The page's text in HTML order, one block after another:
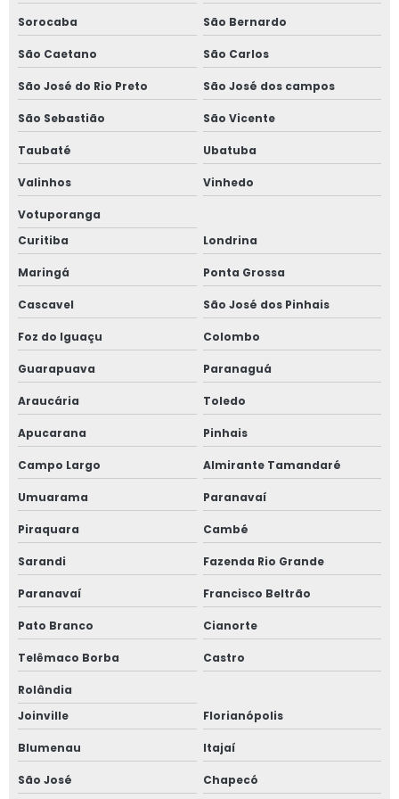
Projeto de ventilação mecânica
Projetos de adequação de máquinas nr 12
Projetos de combate a incêndio
Projetos de nr 12
Projetos de para raios spda
Projetos de prevenção e combate a incêndio
Projetos de segurança com amônia
Projetos de spda
Projetos de spda preço
Projetos elétricos de baixa tensão
Projetos elétricos em campo grande
Projetos elétricos industriais
Projetos spda campo grande
Projetos spda mato grosso do sul
Quanto custa um projeto de combate a incêndio
Reconstituição de prontuário nr 13
Reconstituição de prontuário vasos de pressão
Regulamentação nr 12
Sorocaba São Bernardo
São Caetano São Carlos
São José do Rio Preto São José dos campos
São Sebastião São Vicente
Taubaté Ubatuba
Valinhos Vinhedo
Votuporanga
Curitiba
Londrina
Maringá Ponta Grossa
Cascavel São José dos Pinhais
Foz do Iguaçu Colombo
Guarapuava Paranaguá
Araucária Toledo
Apucarana Pinhais
Campo Largo Almirante Tamandaré
Umuarama Paranavaí
Piraquara Cambé
Sarandi Fazenda Rio Grande
Paranavaí Francisco Beltrão
Pato Branco Cianorte
Telêmaco Borba Castro
Rolândia
Joinville
Florianópolis
Blumenau Itajaí
São José Chapecó